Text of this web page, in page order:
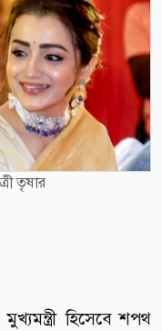
তৃষার
হিসেবে শপথ